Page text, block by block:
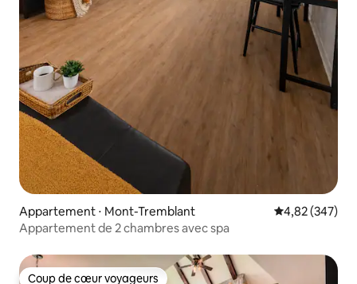
Appartement ⋅ Mont-Tremblant Évaluation
4,82 (347)
Appartement de 2 chambres avec spa
Coup de cœur voyageurs